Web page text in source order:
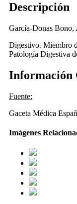
Descripción
García-Donas
Digestivo. Miembro
Patología Digestiva
Información
Fuente:
Gaceta Médica
Imágenes